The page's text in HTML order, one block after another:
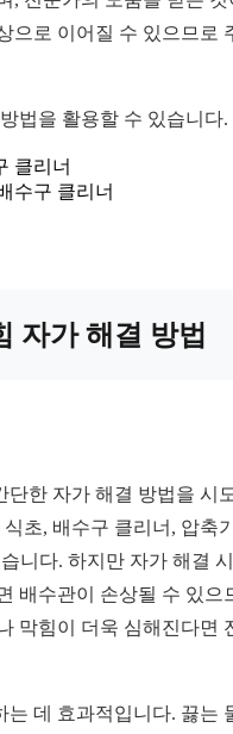
으로 이어질 수 있으므로
법을 활용할 수 있습니다.
클리너
수구 클리너
자가 해결 방법
단한 자가 해결 방법을 시
초, 배수구 클리너, 압축
니다. 하지만 자가 해결
배수관이 손상될 수 있으
막힘이 더욱 심해진다면
데 효과적입니다. 끓는